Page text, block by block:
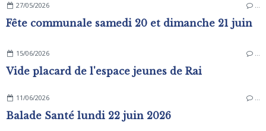
27/05/2026 …
Fête communale samedi 20 et dimanche 21 juin
15/06/2026 …
Vide placard de l'espace jeunes de Rai
11/06/2026 …
Balade Santé lundi 22 juin 2026